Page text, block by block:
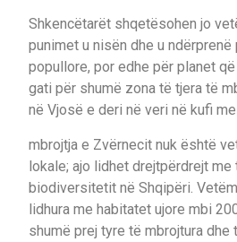
Shkencëtarët shqetësohen jo
punimet u nisën dhe u
popullore, por edhe për planet
gati për shumë zona të tjera të
në Vjosë e deri në veri në kufi
mbrojtja e Zvërnecit nuk është
lokale; ajo lidhet drejtpërdrejt me
biodiversitetit në Shqipëri.
lidhura me habitatet ujore mbi
shumë prej tyre të mbrojtura dhe